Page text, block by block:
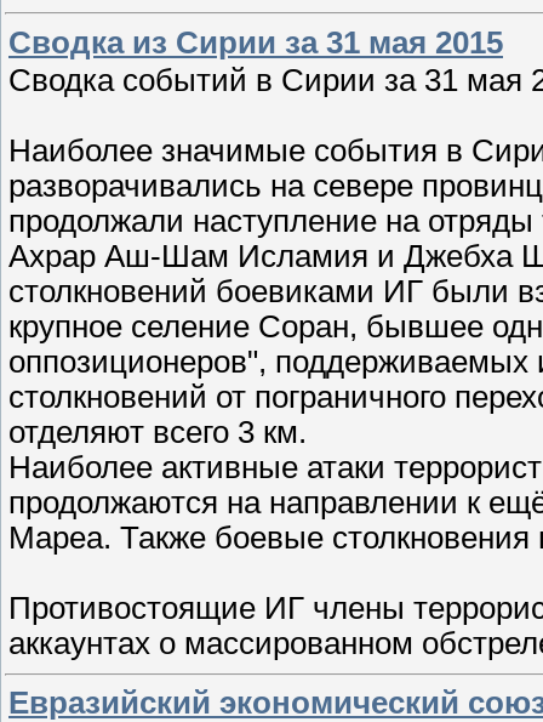
Сводка из Сирии за 31 мая 2015
Сводка событий в Сирии за 31 мая
Наиболее значимые события в
разворачивались на севере
продолжали наступление на
Ахрар Аш-Шам Исламия и Джебха
столкновений боевиками ИГ были
крупное селение Соран, бывшее
оппозиционеров", поддерживаемых
столкновений от пограничного
отделяют всего 3 км.
Наиболее активные атаки
продолжаются на направлении к
Мареа. Также боевые столкновения
Противостоящие ИГ члены
аккаунтах о массированном
Евразийский экономический